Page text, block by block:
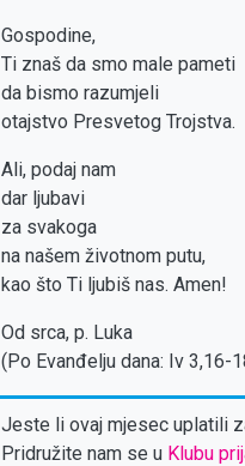
Gospodine,
Ti znaš da smo male pameti
da bismo razumjeli
otajstvo Presvetog Trojstva.
Ali, podaj nam
dar ljubavi
za svakoga
na našem životnom putu,
kao što Ti ljubiš nas. Amen!
Od srca, p. Luka
(Po Evanđelju dana: Iv 3,16-
Jeste li ovaj mjesec uplatili
Pridružite nam se u Klubu